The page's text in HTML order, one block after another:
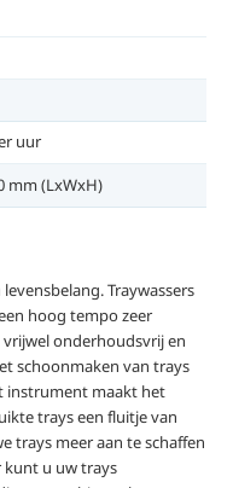
uur
mm (LxWxH)
Traywassers
hoog tempo zeer
onderhoudsvrij en
schoonmaken van trays
instrument maakt het
trays een fluitje van
trays meer aan te schaffen
kunt u uw trays